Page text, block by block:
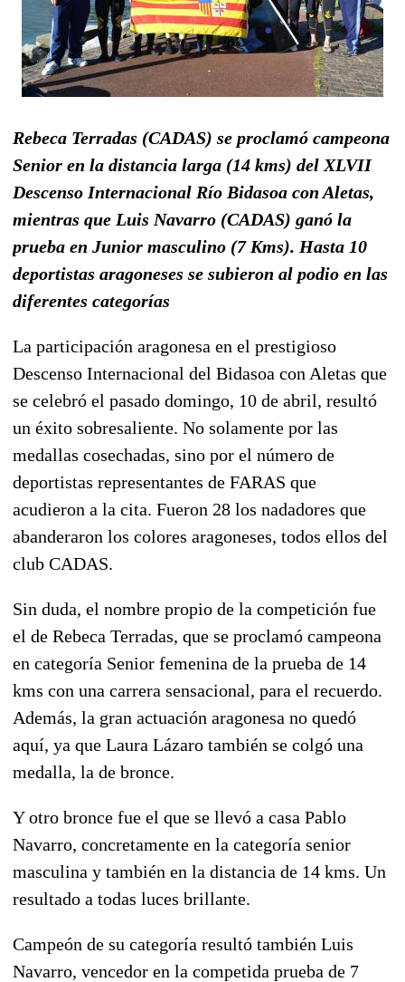
Rebeca Terradas (CADAS) se proclamó campeona
Senior en la distancia larga (14 kms) del XLVII
Descenso Internacional Río Bidasoa con Aletas,
mientras que Luis Navarro (CADAS) ganó la
prueba en Junior masculino (7 Kms). Hasta 10
deportistas aragoneses se subieron al podio en las
diferentes categorías
La participación aragonesa en el prestigioso
Descenso Internacional del Bidasoa con Aletas que
se celebró el pasado domingo, 10 de abril, resultó
un éxito sobresaliente. No solamente por las
medallas cosechadas, sino por el número de
deportistas representantes de FARAS que
acudieron a la cita. Fueron 28 los nadadores que
abanderaron los colores aragoneses, todos ellos del
club CADAS.
Sin duda, el nombre propio de la competición fue
el de Rebeca Terradas, que se proclamó campeona
en categoría Senior femenina de la prueba de 14
kms con una carrera sensacional, para el recuerdo.
Además, la gran actuación aragonesa no quedó
aquí, ya que Laura Lázaro también se colgó una
medalla, la de bronce.
Y otro bronce fue el que se llevó a casa Pablo
Navarro, concretamente en la categoría senior
masculina y también en la distancia de 14 kms. Un
resultado a todas luces brillante.
Campeón de su categoría resultó también Luis
Navarro, vencedor en la competida prueba de 7